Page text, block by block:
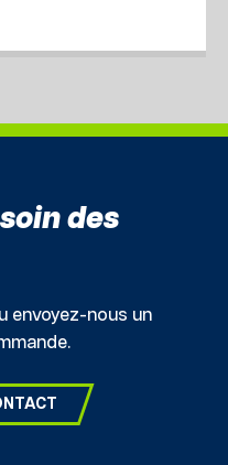
des
envoyez-nous un